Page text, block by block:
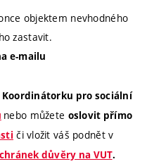
objektem nevhodného
zastavit.
e-mailu
Koordinátorku pro sociální
nebo můžete oslovit přímo
či vložit váš podnět v
důvěry na VUT.